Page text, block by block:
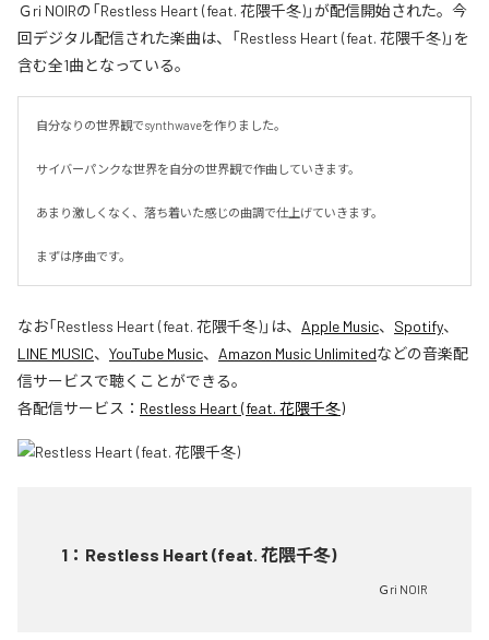
Ｇri NOIRの「Restless Heart (feat. 花隈千冬)」が配信開始された。今
回デジタル配信された楽曲は、「Restless Heart (feat. 花隈千冬)」を
含む全1曲となっている。
自分なりの世界観でsynthwaveを作りました。
サイバーパンクな世界を自分の世界観で作曲していきます。
あまり激しくなく、落ち着いた感じの曲調で仕上げていきます。
まずは序曲です。
なお「Restless Heart (feat. 花隈千冬)」は、 Apple Music、 Spotify、
LINE MUSIC、 YouTube Music、 Amazon Music Unlimitedなどの音楽配
信サービスで聴くことができる。
各配信サービス： Restless Heart (feat. 花隈千冬)
1 ： Restless Heart (feat. 花隈千冬)
Ｇri NOIR